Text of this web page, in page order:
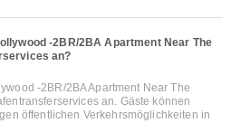
-2BR/2BA Apartment Near The
an?
-2BR/2BA Apartment Near The
an. Gäste können
öffentlichen Verkehrsmöglichkeiten in